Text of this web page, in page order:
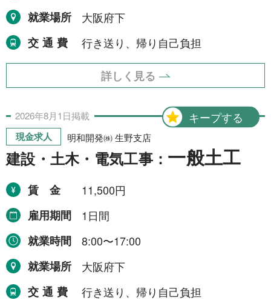
就業場所
大阪府下
交通費
行き送り、帰り自己負担
詳しく見る
キープする
2026年8月1日掲載
現金求人 明和開発㈱ 生野支店
建設・土木・電気工事： 一般土工
賃金
11,500円
雇用期間
1日間
就業時間
8:00〜17:00
就業場所
大阪府下
交通費
行き送り、帰り自己負担